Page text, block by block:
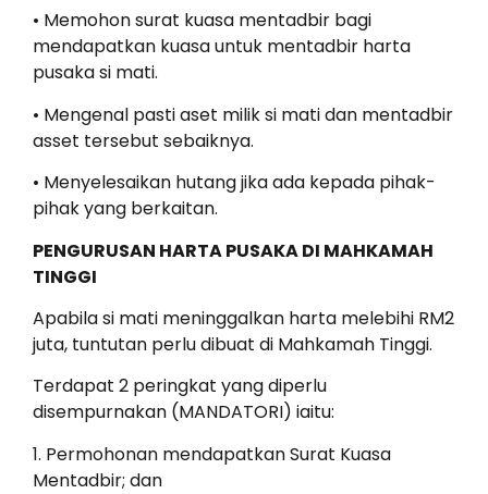
• Memohon surat kuasa mentadbir bagi
mendapatkan kuasa untuk mentadbir harta
pusaka si mati.
• Mengenal pasti aset milik si mati dan mentadbir
asset tersebut sebaiknya.
• Menyelesaikan hutang jika ada kepada pihak-
pihak yang berkaitan.
PENGURUSAN HARTA PUSAKA DI MAHKAMAH
TINGGI
Apabila si mati meninggalkan harta melebihi RM2
juta, tuntutan perlu dibuat di Mahkamah Tinggi.
Terdapat 2 peringkat yang diperlu
disempurnakan (MANDATORI) iaitu:
1. Permohonan mendapatkan Surat Kuasa
Mentadbir; dan